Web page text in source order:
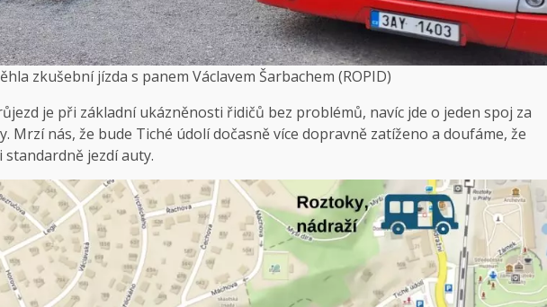
zkušební jízda s panem Václavem Šarbachem (ROPID)
je při základní ukázněnosti řidičů bez problémů, navíc jde o jeden spoj za
Mrzí nás, že bude Tiché údolí dočasně více dopravně zatíženo a doufáme, že
jezdí auty.